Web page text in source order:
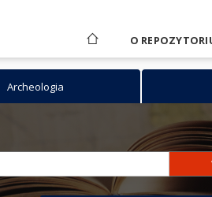
O
Archeologia